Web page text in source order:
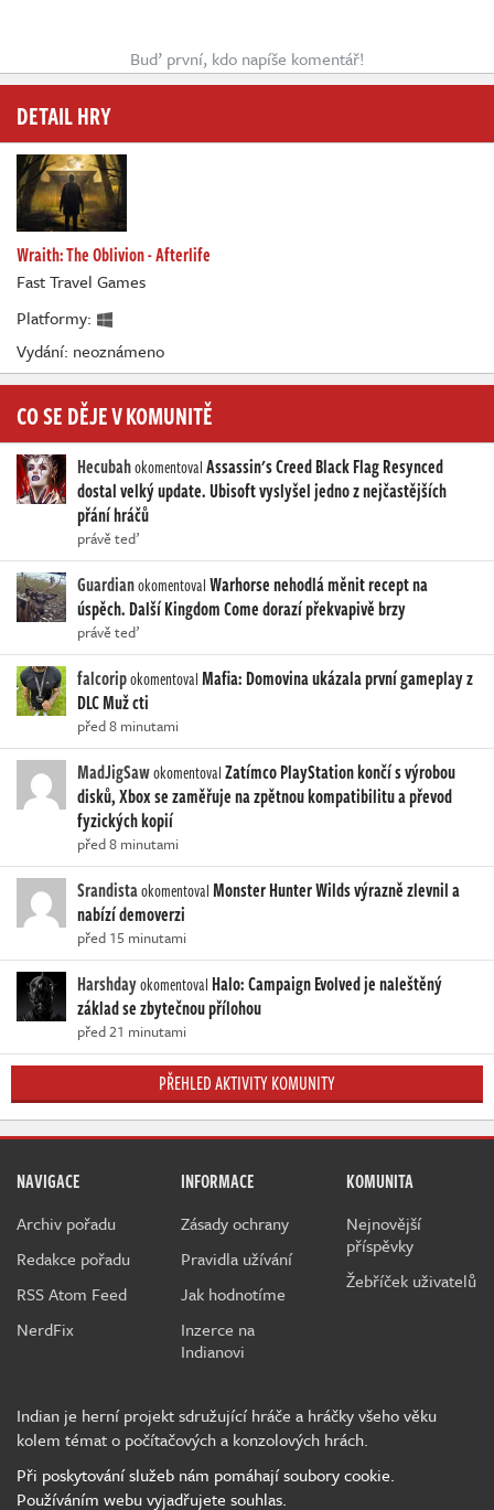
Buď první, kdo napíše komentář!
DETAIL HRY
Wraith: The Oblivion - Afterlife
Fast Travel Games
Platformy:
Vydání: neoznámeno
CO SE DĚJE V KOMUNITĚ
HecubahokomentovalAssassin's Creed Black Flag Resynced
dostal velký update. Ubisoft vyslyšel jedno z nejčastějších
přání hráčů
právě teď
GuardianokomentovalWarhorse nehodlá měnit recept na
úspěch. Další Kingdom Come dorazí překvapivě brzy
právě teď
falcoripokomentovalMafia: Domovina ukázala první gameplay z
DLC Muž cti
před 8 minutami
MadJigSawokomentovalZatímco PlayStation končí s výrobou
disků, Xbox se zaměřuje na zpětnou kompatibilitu a převod
fyzických kopií
před 8 minutami
SrandistaokomentovalMonster Hunter Wilds výrazně zlevnil a
nabízí demoverzi
před 15 minutami
Harshdayokomentoval Halo: Campaign Evolved je naleštěný
základ se zbytečnou přílohou
před 21 minutami
PŘEHLED AKTIVITY KOMUNITY
NAVIGACE
Archiv pořadu
Redakce pořadu
RSS Atom Feed
NerdFix
INFORMACE
Zásady ochrany
Pravidla užívání
Jak hodnotíme
Inzerce na
Indianovi
KOMUNITA
Nejnovější
příspěvky
Žebříček uživatelů
Indian je herní projekt sdružující hráče a hráčky všeho věku
kolem témat o počítačových a konzolových hrách.
Při poskytování služeb nám pomáhají soubory cookie.
Používáním webu vyjadřujete souhlas.